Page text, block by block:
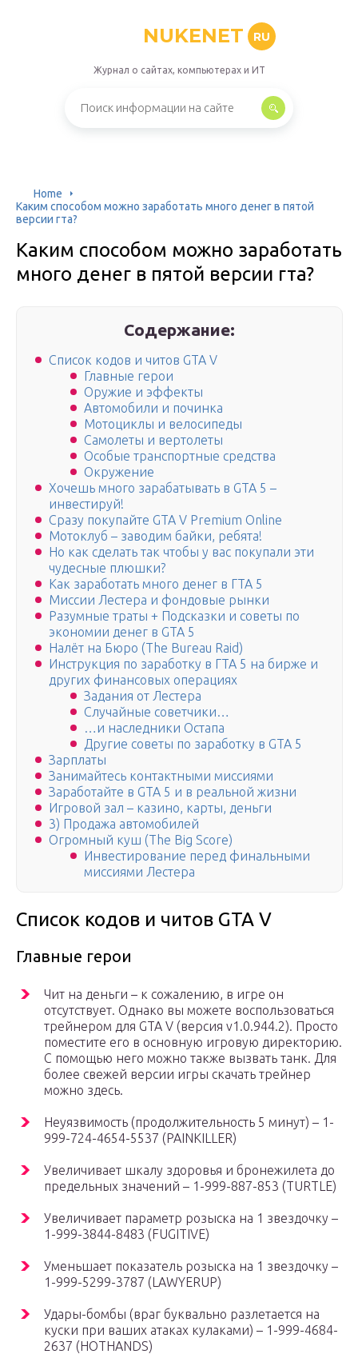
NUKENET RU
Журнал о сайтах, компьютерах и ИТ
Home
Каким способом можно заработать много денег в пятой
версии гта?
Каким способом можно заработать
много денег в пятой версии гта?
Содержание:
Список кодов и читов GTA V
Главные герои
Оружие и эффекты
Автомобили и починка
Мотоциклы и велосипеды
Самолеты и вертолеты
Особые транспортные средства
Окружение
Хочешь много зарабатывать в GTA 5 –
инвестируй!
Сразу покупайте GTA V Premium Online
Мотоклуб – заводим байки, ребята!
Но как сделать так чтобы у вас покупали эти
чудесные плюшки?
Как заработать много денег в ГТА 5
Миссии Лестера и фондовые рынки
Разумные траты + Подсказки и советы по
экономии денег в GTA 5
Налёт на Бюро (The Bureau Raid)
Инструкция по заработку в ГТА 5 на бирже и
других финансовых операциях
Задания от Лестера
Случайные советчики…
…и наследники Остапа
Другие советы по заработку в GTA 5
Зарплаты
Занимайтесь контактными миссиями
Заработайте в GTA 5 и в реальной жизни
Игровой зал – казино, карты, деньги
3) Продажа автомобилей
Огромный куш (The Big Score)
Инвестирование перед финальными
миссиями Лестера
Список кодов и читов GTA V
Главные герои
Чит на деньги – к сожалению, в игре он
отсутствует. Однако вы можете воспользоваться
трейнером для GTA V (версия v1.0.944.2). Просто
поместите его в основную игровую директорию.
С помощью него можно также вызвать танк. Для
более свежей версии игры скачать трейнер
можно здесь.
Неуязвимость (продолжительность 5 минут) – 1-
999-724-4654-5537 (PAINKILLER)
Увеличивает шкалу здоровья и бронежилета до
предельных значений – 1-999-887-853 (TURTLE)
Увеличивает параметр розыска на 1 звездочку –
1-999-3844-8483 (FUGITIVE)
Уменьшает показатель розыска на 1 звездочку –
1-999-5299-3787 (LAWYERUP)
Удары-бомбы (враг буквально разлетается на
куски при ваших атаках кулаками) – 1-999-4684-
2637 (HOTHANDS)